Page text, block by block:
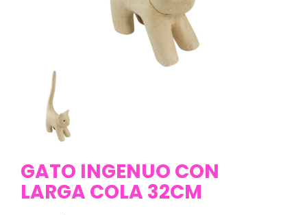
GATO INGENUO CON
LARGA COLA 32CM